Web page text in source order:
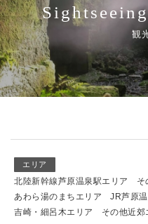
観
エリア
北陸新幹線芦原温泉駅エリア
そ
あわら湯のまちエリア
JR芦原
吉崎・細呂木エリア
その他近郊